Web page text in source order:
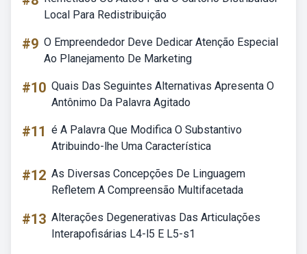
Local Para Redistribuição
#9 O Empreendedor Deve Dedicar Atenção Especial
Ao Planejamento De Marketing
#10 Quais Das Seguintes Alternativas Apresenta O
Antônimo Da Palavra Agitado
#11 é A Palavra Que Modifica O Substantivo
Atribuindo-lhe Uma Característica
#12 As Diversas Concepções De Linguagem
Refletem A Compreensão Multifacetada
#13 Alterações Degenerativas Das Articulações
Interapofisárias L4-l5 E L5-s1